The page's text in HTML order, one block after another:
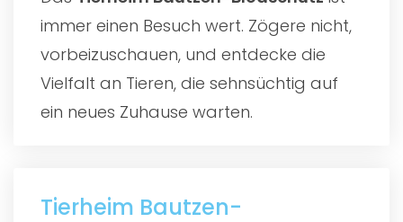
immer einen Besuch wert. Zögere nicht,
vorbeizuschauen, und entdecke die
Vielfalt an Tieren, die sehnsüchtig auf
ein neues Zuhause warten.
Tierheim Bautzen-